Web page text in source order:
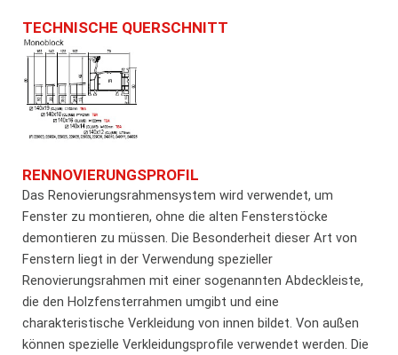
TECHNISCHE QUERSCHNITT
RENNOVIERUNGSPROFIL
Das Renovierungsrahmensystem wird verwendet, um
Fenster zu montieren, ohne die alten Fensterstöcke
demontieren zu müssen. Die Besonderheit dieser Art von
Fenstern liegt in der Verwendung spezieller
Renovierungsrahmen mit einer sogenannten Abdeckleiste,
die den Holzfensterrahmen umgibt und eine
charakteristische Verkleidung von innen bildet. Von außen
können spezielle Verkleidungsprofile verwendet werden. Die